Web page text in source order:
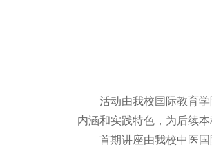
活动由我校国际教育
内涵和实践特色，为后续
首期讲座由我校中医